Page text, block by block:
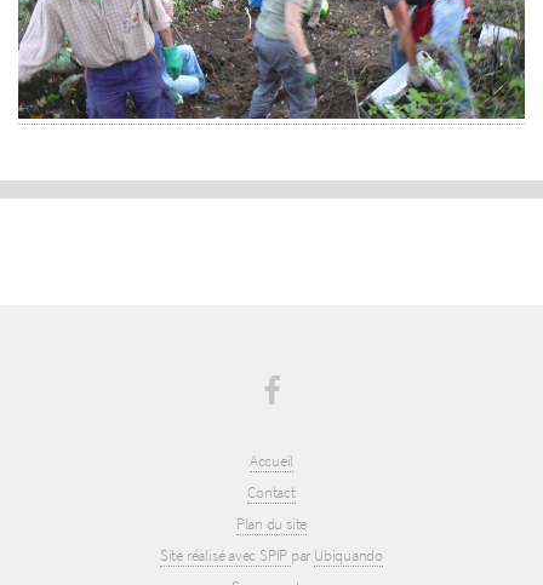
Accueil
Contact
Plan du site
Site réalisé avec SPIP par Ubiquando